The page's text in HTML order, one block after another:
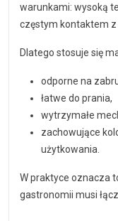
warunkami: wysoką
częstym kontaktem z
Dlatego stosuje się
odporne na
łatwe do prania,
wytrzymałe
zachowujące
użytkowania.
W praktyce oznacza
gastronomii musi